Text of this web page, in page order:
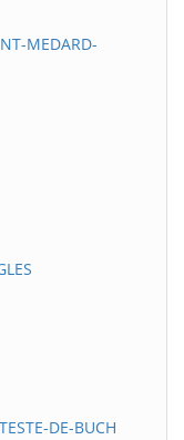
MEDARD-
DE-BUCH